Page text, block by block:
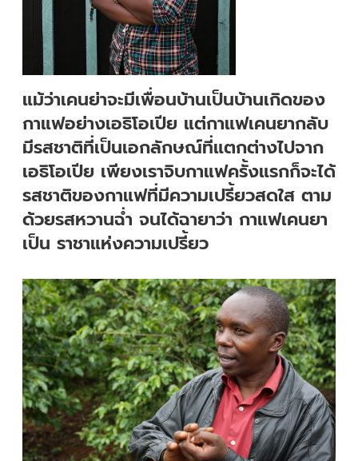
แม้ว่าเคนย่าจะมีเพื่อนบ้านเป็นบ้านเกิดของ
กาแฟอย่างเอธิโอเปีย แต่กาแฟเคนยากลับ
มีรสชาติที่เป็นเอกลักษณ์ที่แตกต่างไปจาก
เอธิโอเปีย เพียงเราจิบกาแฟครั้งแรกก็จะได้
รสชาติของกาแฟที่มีความเปรี้ยวสดใส ตาม
ด้วยรสหวานฉ่ำ จนได้ฉายาว่า กาแฟเคนยา
เป็น ราชาแห่งความเปรี้ยว